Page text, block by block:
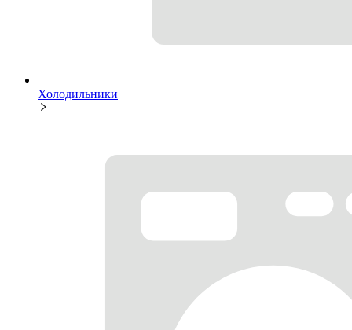
Холодильники